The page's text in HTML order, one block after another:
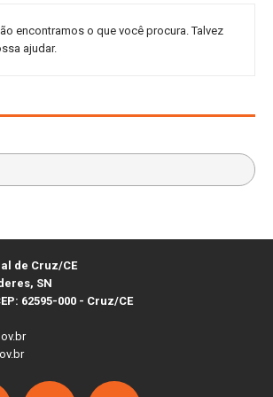
encontramos o que você procura. Talvez
ajudar.
de Cruz/CE
SN
62595-000 - Cruz/CE